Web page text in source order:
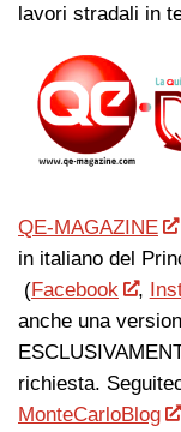
lavori stradali in
QE-MAGAZINE
in italiano del
(Facebook ,
anche una
richiesta.
MonteCarloBlog